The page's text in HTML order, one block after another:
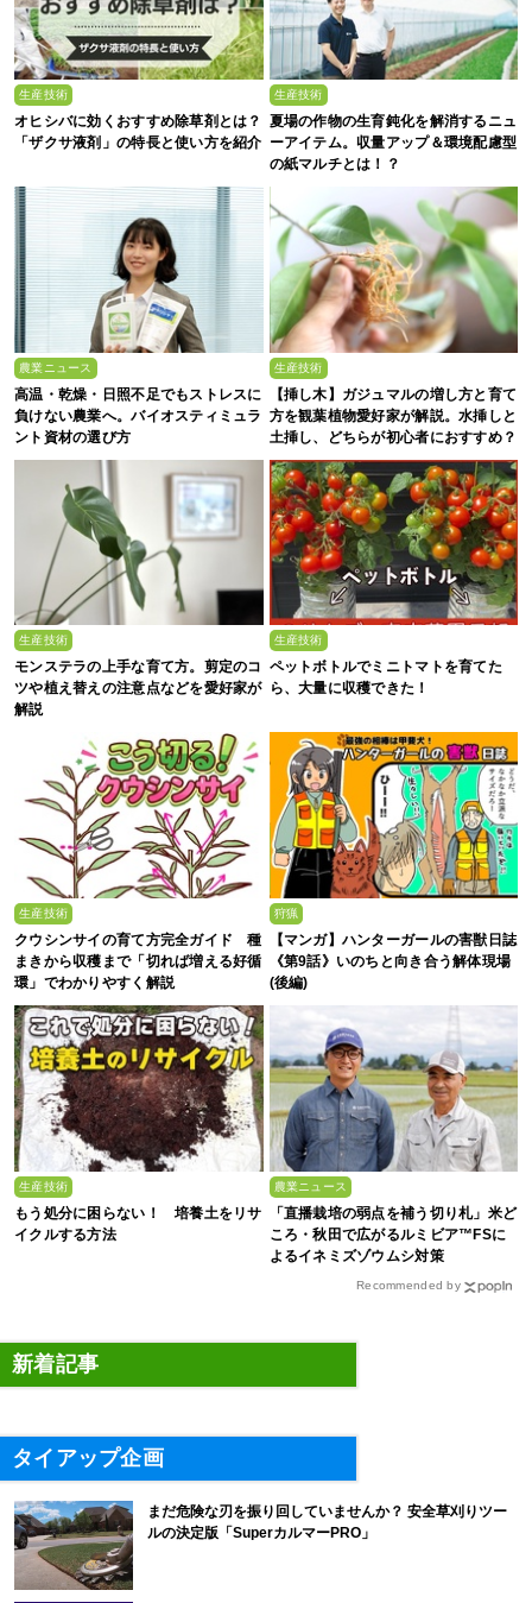
生産技術
オヒシバに効くおすすめ除草剤とは？
「ザクサ液剤」の特長と使い方を紹介
生産技術
夏場の作物の生育鈍化を解消するニュ
ーアイテム。収量アップ＆環境配慮型
の紙マルチとは！？
農業ニュース
高温・乾燥・日照不足でもストレスに
負けない農業へ。バイオスティミュラ
ント資材の選び方
生産技術
【挿し木】ガジュマルの増し方と育て
方を観葉植物愛好家が解説。水挿しと
土挿し、どちらが初心者におすすめ？
生産技術
モンステラの上手な育て方。剪定のコ
ツや植え替えの注意点などを愛好家が
解説
生産技術
ペットボトルでミニトマトを育てた
ら、大量に収穫できた！
生産技術
クウシンサイの育て方完全ガイド 種
まきから収穫まで「切れば増える好循
環」でわかりやすく解説
狩猟
【マンガ】ハンターガールの害獣日誌
《第9話》いのちと向き合う解体現場
(後編)
生産技術
もう処分に困らない！ 培養土をリサ
イクルする方法
農業ニュース
「直播栽培の弱点を補う切り札」米ど
ころ・秋田で広がるルミビア™FSに
よるイネミズゾウムシ対策
Recommended by
新着記事
タイアップ企画
まだ危険な刃を振り回していませんか？ 安全草刈りツー
ルの決定版「SuperカルマーPRO」